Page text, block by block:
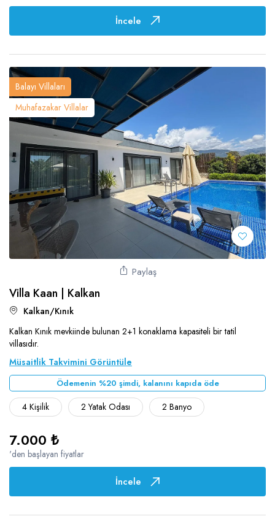
İncele
Balayı Villaları
Muhafazakar Villalar
Paylaş
Villa Kaan | Kalkan
Kalkan/Kınık
Kalkan Kınık mevkiinde bulunan 2+1 konaklama kapasiteli bir tatil
villasıdır.
Müsaitlik Takvimini Görüntüle
Ödemenin %20 şimdi, kalanını kapıda öde
4 Kişilik 2 Yatak Odası 2 Banyo
7.000 ₺
'den başlayan fiyatlar
İncele